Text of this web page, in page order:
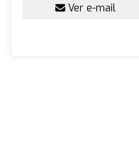
Ver e-mail